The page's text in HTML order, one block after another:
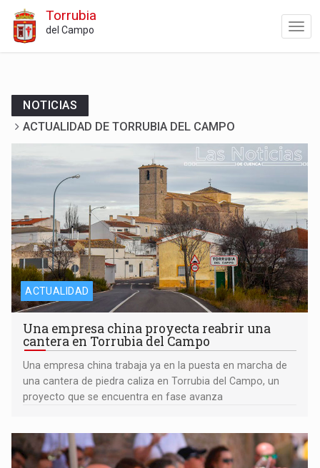
Torrubia
del Campo
NOTICIAS
ACTUALIDAD DE TORRUBIA DEL CAMPO
ACTUALIDAD
Una empresa china proyecta reabrir una
cantera en Torrubia del Campo
Una empresa china trabaja ya en la puesta en marcha de
una cantera de piedra caliza en Torrubia del Campo, un
proyecto que se encuentra en fase avanza